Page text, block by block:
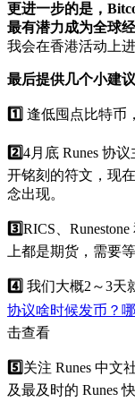
更进一步的是，
最有潜力成为全球
我会在香港活动上
最后提供几个小建议
1️⃣ 逢低囤点比特币
2️⃣ 4月底 Runes 协
开铭刻的符文，现
念出现。
3️⃣ RICS、
上都是期货，需要
4️⃣ 我们大概2～3天
协议啥时候发币？
击查看
5️⃣ 关注 Runes 中文
及最及时的 Runes 快